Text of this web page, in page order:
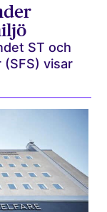
ST och
visar